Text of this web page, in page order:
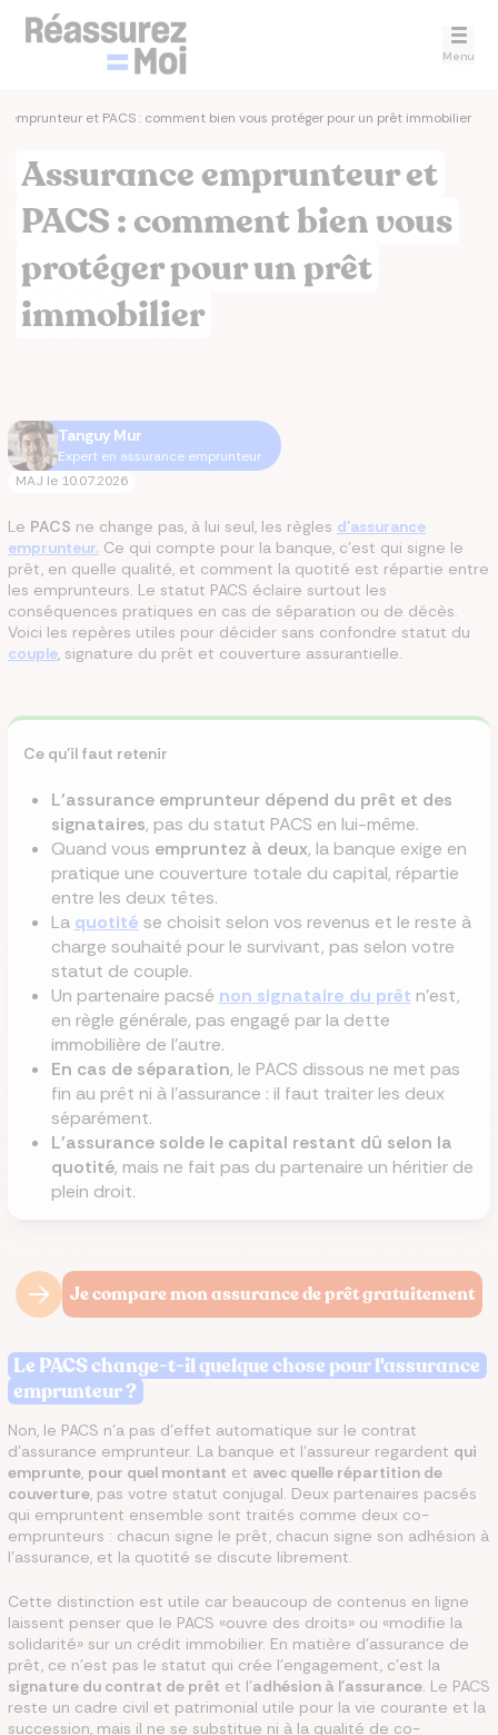
Menu
emprunteur et PACS : comment bien vous protéger pour un prêt immobilier
Assurance emprunteur et
PACS : comment bien vous
protéger pour un prêt
immobilier
Tanguy Mur
Expert en assurance emprunteur
MAJ le 10.07.2026
Le PACS ne change pas, à lui seul, les règles d'assurance
emprunteur. Ce qui compte pour la banque, c'est qui signe le
prêt, en quelle qualité, et comment la quotité est répartie entre
les emprunteurs. Le statut PACS éclaire surtout les
conséquences pratiques en cas de séparation ou de décès.
Voici les repères utiles pour décider sans confondre statut du
couple, signature du prêt et couverture assurantielle.
Ce qu'il faut retenir
L'assurance emprunteur dépend du prêt et des
signataires, pas du statut PACS en lui-même.
Quand vous empruntez à deux, la banque exige en
pratique une couverture totale du capital, répartie
entre les deux têtes.
La quotité se choisit selon vos revenus et le reste à
charge souhaité pour le survivant, pas selon votre
statut de couple.
Un partenaire pacsé non signataire du prêt n'est,
en règle générale, pas engagé par la dette
immobilière de l'autre.
En cas de séparation, le PACS dissous ne met pas
fin au prêt ni à l'assurance : il faut traiter les deux
séparément.
L'assurance solde le capital restant dû selon la
quotité, mais ne fait pas du partenaire un héritier de
plein droit.
Je compare mon assurance de prêt gratuitement
Le PACS change-t-il quelque chose pour l'assurance
emprunteur ?
Non, le PACS n'a pas d'effet automatique sur le contrat
d'assurance emprunteur. La banque et l'assureur regardent qui
emprunte, pour quel montant et avec quelle répartition de
couverture, pas votre statut conjugal. Deux partenaires pacsés
qui empruntent ensemble sont traités comme deux co-
emprunteurs : chacun signe le prêt, chacun signe son adhésion à
l'assurance, et la quotité se discute librement.
Cette distinction est utile car beaucoup de contenus en ligne
laissent penser que le PACS «ouvre des droits» ou «modifie la
solidarité» sur un crédit immobilier. En matière d'assurance de
prêt, ce n'est pas le statut qui crée l'engagement, c'est la
signature du contrat de prêt et l'adhésion à l'assurance. Le PACS
reste un cadre civil et patrimonial utile pour la vie courante et la
succession, mais il ne se substitue ni à la qualité de co-